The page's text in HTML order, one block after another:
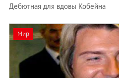
Дебютная для вдовы Кобейна
Мир